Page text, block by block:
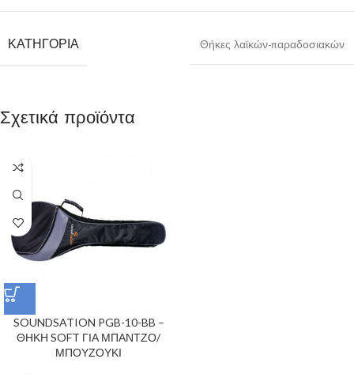
ΚΑΤΗΓΟΡΊΑ Θήκες λαϊκών-παραδοσιακών
Σχετικά προϊόντα
SOUNDSATION PGB-10-BB –
ΘΗΚΗ SOFT ΓΙΑ ΜΠΑΝΤΖΟ/
ΜΠΟΥΖΟΥΚΙ